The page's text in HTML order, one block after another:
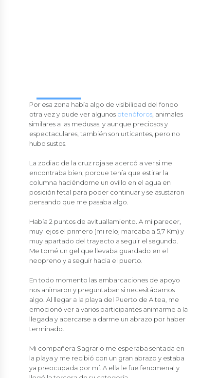
Por esa zona había algo de visibilidad del fondo
otra vez y pude ver algunos ptenóforos, animales
similares a las medusas, y aunque preciosos y
espectaculares, también son urticantes, pero no
hubo sustos.
La zodiac de la cruz roja se acercó a ver si me
encontraba bien, porque tenía que estirar la
columna haciéndome un ovillo en el agua en
posición fetal para poder continuar y se asustaron
pensando que me pasaba algo.
Había 2 puntos de avituallamiento. A mi parecer,
muy lejos el primero (mi reloj marcaba a 5,7 Km) y
muy apartado del trayecto a seguir el segundo.
Me tomé un gel que llevaba guardado en el
neopreno y a seguir hacia el puerto.
En todo momento las embarcaciones de apoyo
nos animaron y preguntaban si necesitábamos
algo. Al llegar a la playa del Puerto de Altea, me
emocionó ver a varios participantes animarme a la
llegada y acercarse a darme un abrazo por haber
terminado.
Mi compañera Sagrario me esperaba sentada en
la playa y me recibió con un gran abrazo y estaba
ya preocupada por mí. A ella le fue fenomenal y